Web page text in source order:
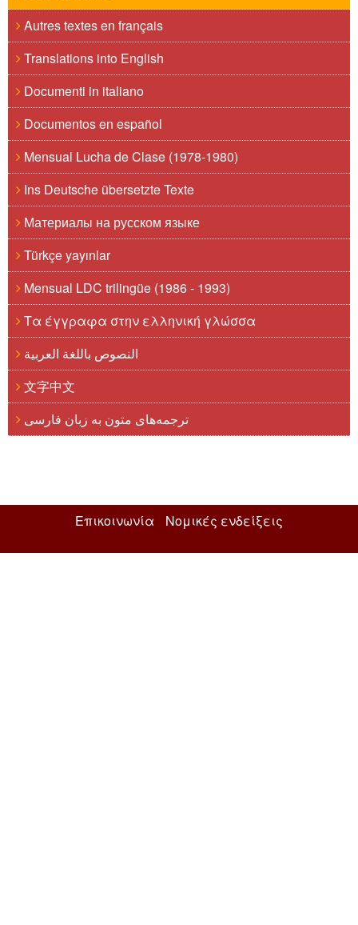
Autres textes en français
Translations into English
Documenti in italiano
Documentos en español
Mensual Lucha de Clase (1978-1980)
Ins Deutsche übersetzte Texte
Материалы на русском языке
Türkçe yayınlar
Mensual LDC trilingüe (1986 - 1993)
Τα έγγραφα στην ελληνική γλώσσα
النصوص باللغة العربية
文字中文
ترجمه‌های متون به زبان فارسی
Επικοινωνία Νομικές ενδείξεις